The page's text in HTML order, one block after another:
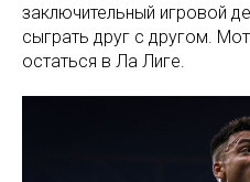
заключительный игровой
сыграть друг с другом.
остаться в Ла Лиге.